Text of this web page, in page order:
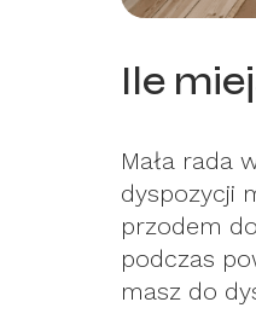
Ile
Mała rada
dyspozycji
przodem
podczas
masz do